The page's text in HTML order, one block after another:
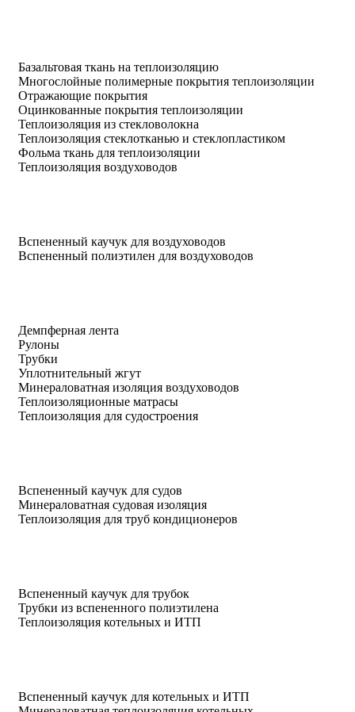
Базальтовая ткань на теплоизоляцию
Многослойные полимерные покрытия теплоизоляции
Отражающие покрытия
Оцинкованные покрытия теплоизоляции
Теплоизоляция из стекловолокна
Теплоизоляция стеклотканью и стеклопластиком
Фольма ткань для теплоизоляции
Теплоизоляция воздуховодов
Вспененный каучук для воздуховодов
Вспененный полиэтилен для воздуховодов
Демпферная лента
Рулоны
Трубки
Уплотнительный жгут
Минераловатная изоляция воздуховодов
Теплоизоляционные матрасы
Теплоизоляция для судостроения
Вспененный каучук для судов
Минераловатная судовая изоляция
Теплоизоляция для труб кондиционеров
Вспененный каучук для трубок
Трубки из вспененного полиэтилена
Теплоизоляция котельных и ИТП
Вспененный каучук для котельных и ИТП